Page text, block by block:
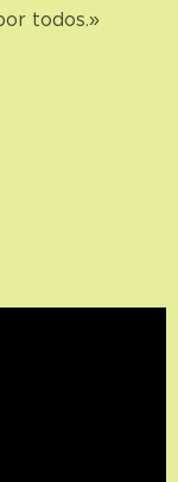
todos.»